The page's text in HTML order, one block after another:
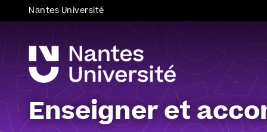
Nantes Université
Enseigner et